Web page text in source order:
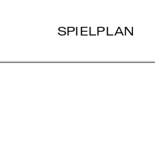
SPIELPLAN